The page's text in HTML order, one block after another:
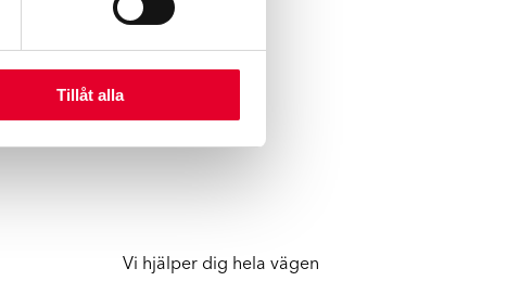
Tillåt alla
Vi hjälper dig hela vägen